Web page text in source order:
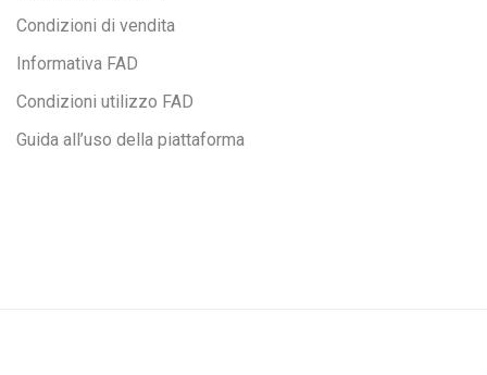
Condizioni di vendita
Informativa FAD
Condizioni utilizzo FAD
Guida all’uso della piattaforma